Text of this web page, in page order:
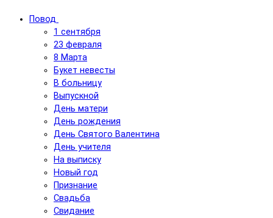
Повод
1 сентября
23 февраля
8 Марта
Букет невесты
В больницу
Выпускной
День матери
День рождения
День Святого Валентина
День учителя
На выписку
Новый год
Признание
Свадьба
Свидание